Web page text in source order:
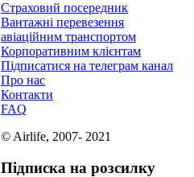
Страховий посередник
Вантажні перевезення
авіаційним транспортом
Корпоративним клієнтам
Підписатися на телеграм канал
Про нас
Контакти
FAQ
© Airlife, 2007- 2021
Підписка на розсилку